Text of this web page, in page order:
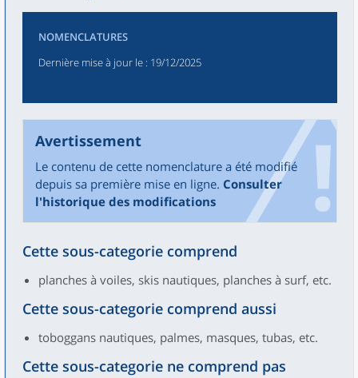
NOMENCLATURES
Dernière mise à jour le : 19/12/2025
Avertissement
Le contenu de cette nomenclature a été modifié
depuis sa première mise en ligne. Consulter
l'historique des modifications
Cette sous-categorie comprend
planches à voiles, skis nautiques, planches à surf, etc.
Cette sous-categorie comprend aussi
toboggans nautiques, palmes, masques, tubas, etc.
Cette sous-categorie ne comprend pas